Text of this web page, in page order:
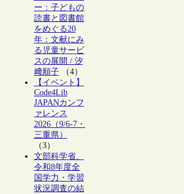
ー：子どもの
読書と図書館
をめぐる20
年：文献にみ
る児童サービ
スの展開 / 汐
﨑順子（4）
【イベント】
Code4Lib
JAPANカンフ
ァレンス
2026（9/6-7・
三重県）
（3）
文部科学省、
令和8年度全
国学力・学習
状況調査の結